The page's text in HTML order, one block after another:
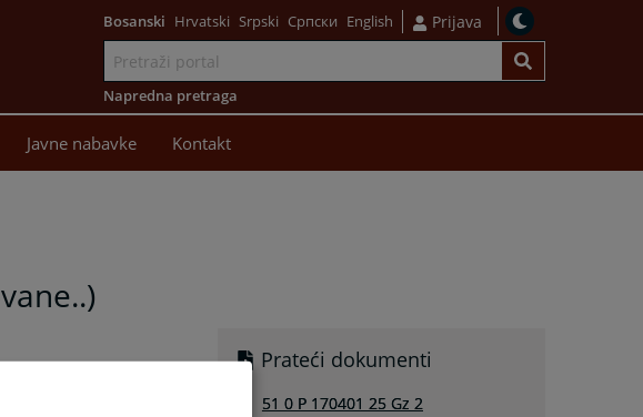
Bosanski Hrvatski Srpski Српски English Prijava
Napredna pretraga
Javne nabavke Kontakt
Prateći dokumenti
51 0 P 170401 25 Gz 2